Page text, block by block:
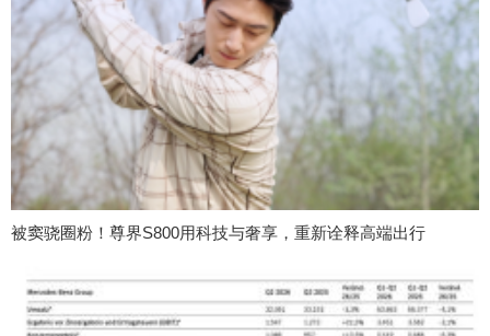
被窦骁圈粉！尊界S800用科技与奢享，重新诠释高端出行